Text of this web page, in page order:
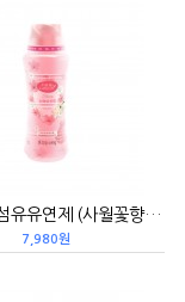
의류 구슬 섬유유연제 (사월꽃향）衣物留香珠/640g/四月花香（粉色）
7,980원